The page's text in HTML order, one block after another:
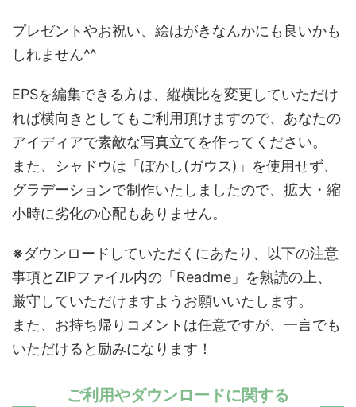
プレゼントやお祝い、絵はがきなんかにも良いかも
しれません^^
EPSを編集できる方は、縦横比を変更していただけ
れば横向きとしてもご利用頂けますので、あなたの
アイディアで素敵な写真立てを作ってください。
また、シャドウは「ぼかし(ガウス)」を使用せず、
グラデーションで制作いたしましたので、拡大・縮
小時に劣化の心配もありません。
※ダウンロードしていただくにあたり、以下の注意
事項とZIPファイル内の「Readme」を熟読の上、
厳守していただけますようお願いいたします。
また、お持ち帰りコメントは任意ですが、一言でも
いただけると励みになります！
ご利用やダウンロードに関する